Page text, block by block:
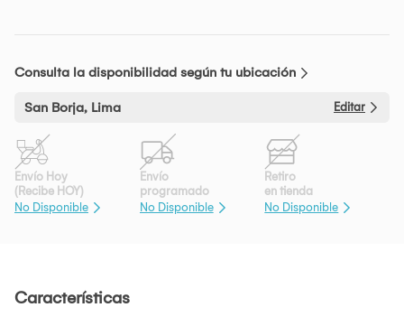
Consulta la disponibilidad según tu ubicación
San Borja, Lima Editar
Envío Hoy
(Recibe HOY)
No Disponible
Envío
programado
No Disponible
Retiro
en tienda
No Disponible
Características